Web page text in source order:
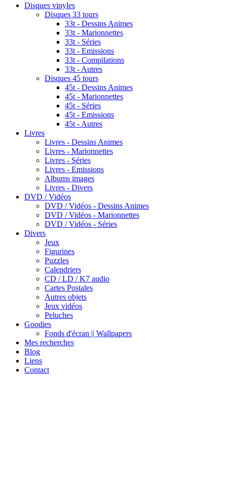
Disques vinyles
Disques 33 tours
33t - Dessins Animes
33t - Marionnettes
33t - Séries
33t - Emissions
33t - Compilations
33t - Autres
Disques 45 tours
45t - Dessins Animes
45t - Marionnettes
45t - Séries
45t - Emissions
45t - Autres
Livres
Livres - Dessins Animes
Livres - Marionnettes
Livres - Séries
Livres - Emissions
Albums images
Livres - Divers
DVD / Vidéos
DVD / Vidéos - Dessins Animes
DVD / Vidéos - Marionnettes
DVD / Vidéos - Séries
Divers
Jeux
Figurines
Puzzles
Calendriers
CD / LD / K7 audio
Cartes Postales
Autres objets
Jeux vidéos
Peluches
Goodies
Fonds d'écran || Wallpapers
Mes recherches
Blog
Liens
Contact